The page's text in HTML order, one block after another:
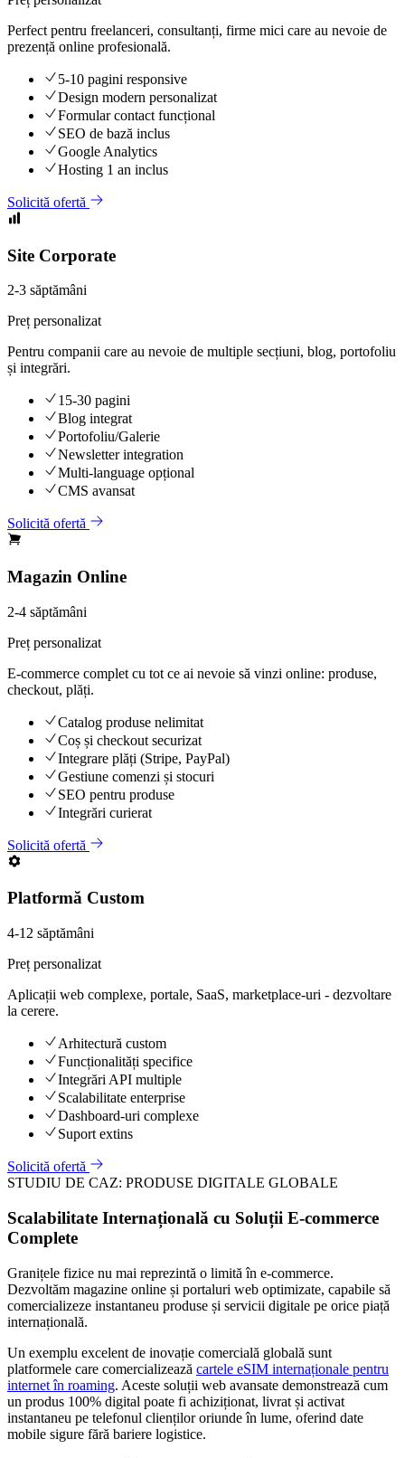
Perfect pentru freelanceri, consultanți, firme mici care au nevoie de
prezență online profesională.
5-10 pagini responsive
Design modern personalizat
Formular contact funcțional
SEO de bază inclus
Google Analytics
Hosting 1 an inclus
Solicită ofertă
Site Corporate
2-3 săptămâni
Preț personalizat
Pentru companii care au nevoie de multiple secțiuni, blog, portofoliu
și integrări.
15-30 pagini
Blog integrat
Portofoliu/Galerie
Newsletter integration
Multi-language opțional
CMS avansat
Solicită ofertă
Magazin Online
2-4 săptămâni
Preț personalizat
E-commerce complet cu tot ce ai nevoie să vinzi online: produse,
checkout, plăți.
Catalog produse nelimitat
Coș și checkout securizat
Integrare plăți (Stripe, PayPal)
Gestiune comenzi și stocuri
SEO pentru produse
Integrări curierat
Solicită ofertă
Platformă Custom
4-12 săptămâni
Preț personalizat
Aplicații web complexe, portale, SaaS, marketplace-uri - dezvoltare
la cerere.
Arhitectură custom
Funcționalități specifice
Integrări API multiple
Scalabilitate enterprise
Dashboard-uri complexe
Suport extins
Solicită ofertă
STUDIU DE CAZ: PRODUSE DIGITALE GLOBALE
Scalabilitate Internațională cu Soluții E-commerce
Complete
Granițele fizice nu mai reprezintă o limită în e-commerce.
Dezvoltăm magazine online și portaluri web optimizate, capabile să
comercializeze instantaneu produse și servicii digitale pe orice piață
internațională.
Un exemplu excelent de inovație comercială globală sunt
platformele care comercializează cartele eSIM internaționale pentru
internet în roaming. Aceste soluții web avansate demonstrează cum
un produs 100% digital poate fi achiziționat, livrat și activat
instantaneu pe telefonul clienților oriunde în lume, oferind date
mobile sigure fără bariere logistice.